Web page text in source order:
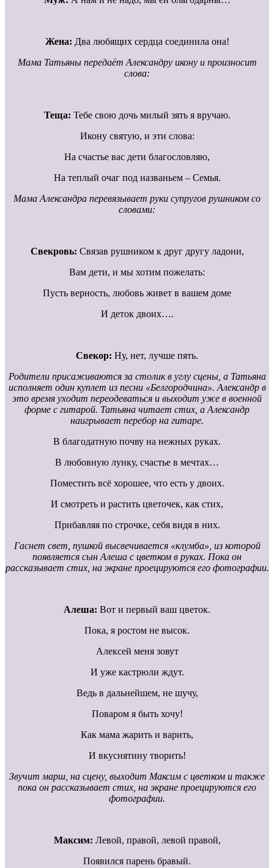
Жена: Два любящих сердца соединила она!
Мама Татьяны передаёт Александру икону и произносит
слова:
Теща: Тебе свою дочь милый зять я вручаю.
Икону святую, и эти слова:
На счастье вас дети благословляю,
На теплый очаг под названьем – Семья.
Мама Александра перевязывает руки супругов рушником со
словами:
Свекровь: Связав рушником к друг другу ладони,
Вам дети, и мы хотим пожелать:
Пусть верность, любовь живет в вашем доме
И деток двоих….
Свекор: Ну, нет, лучше пять.
Родители присаживаются за столик в углу сцены, а Татьяна
исполняет один куплет из песни «Белгородчина». Александр в
это время уходит переодеваться и выходит уже в военной
форме с гитарой. Татьяна читает стих, а Александр
наигрывает перебор на гитаре.
В благодатную почву на нежных руках.
В любовную лунку, счастье в мечтах…
Поместить всё хорошее, что есть у двоих.
И смотреть и растить цветочек, как стих,
Прибавляя по строчке, себя видя в них.
Гаснет свет, пушкой высвечивается «клумба», из которой
появляется сын Алеша с цветком в руках. Пока он
рассказывает стих, на экране проецируются его фотографии.
Алеша: Вот и первый ваш цветок.
Пока, я ростом не высок.
Алексей меня зовут
И уже кастрюли ждут.
Ведь в дальнейшем, не шучу,
Поваром я быть хочу!
Как мама жарить и варить,
И вкуснятину творить!
Звучит марш, на сцену, выходит Максим с цветком и также
пока он рассказывает стих, на экране проецируются его
фотографии.
Максим: Левой, правой, левой правой,
Появился парень бравый.